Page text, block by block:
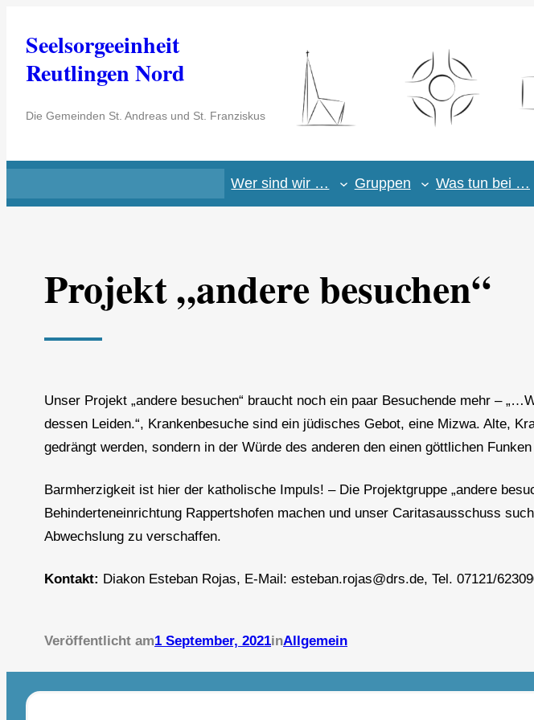
Inhalt
springen
Seelsorgeeinheit
Reutlingen Nord
Die Gemeinden St. Andreas und St. Franziskus
Wer sind wir … Gruppen Was tun bei …
Projekt „andere besuchen“
Unser Projekt „andere besuchen“ braucht noch ein paar Besuchende mehr –
dessen Leiden.“, Krankenbesuche sind ein jüdisches Gebot, eine Mizwa. Alte,
gedrängt werden, sondern in der Würde des anderen den einen göttlichen
Barmherzigkeit ist hier der katholische Impuls! – Die Projektgruppe „andere
Behinderteneinrichtung Rappertshofen machen und unser Caritasausschuss
Abwechslung zu verschaffen.
Kontakt: Diakon Esteban Rojas, E-Mail: esteban.rojas@drs.de, Tel. 07121/
Veröffentlicht am1 September, 2021inAllgemein